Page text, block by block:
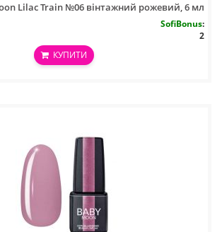
Lilac Train №06 вінтажний рожевий, 6 мл
SofiBonus:
2
КУПИТИ